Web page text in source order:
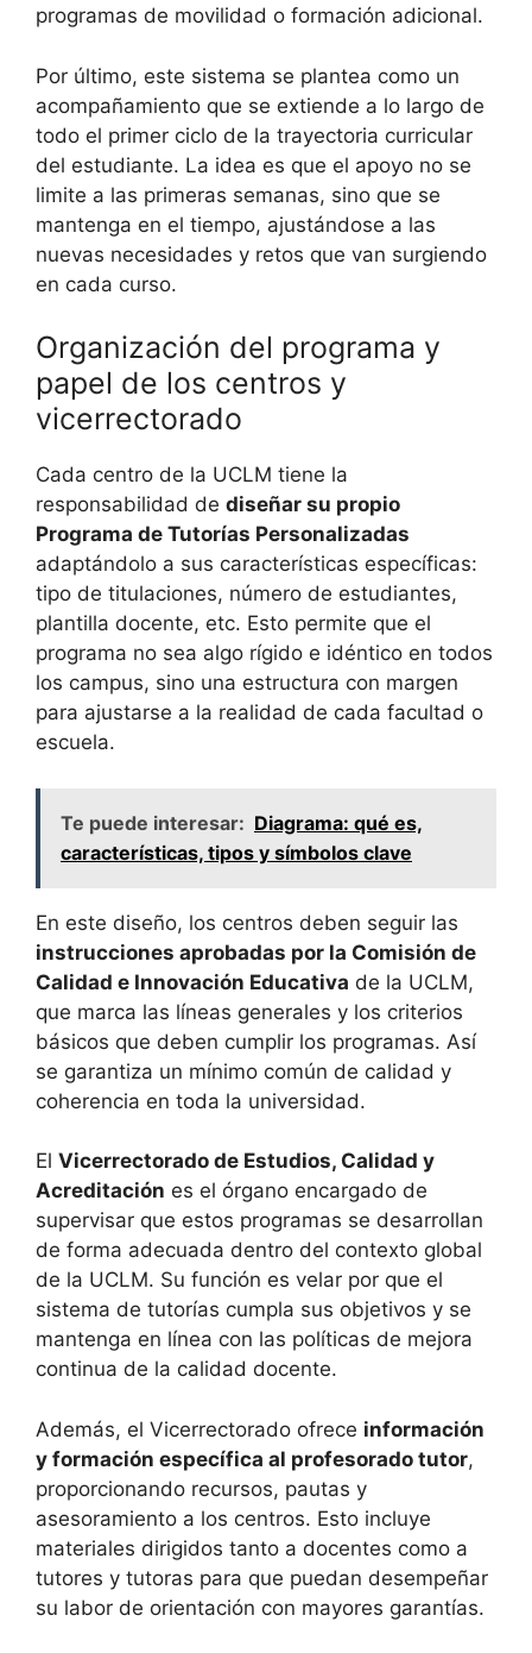
programas de movilidad o formación adicional.
Por último, este sistema se plantea como un
acompañamiento que se extiende a lo largo de
todo el primer ciclo de la trayectoria curricular
del estudiante. La idea es que el apoyo no se
limite a las primeras semanas, sino que se
mantenga en el tiempo, ajustándose a las
nuevas necesidades y retos que van surgiendo
en cada curso.
Organización del programa y
papel de los centros y
vicerrectorado
Cada centro de la UCLM tiene la
responsabilidad de diseñar su propio
Programa de Tutorías Personalizadas
adaptándolo a sus características específicas:
tipo de titulaciones, número de estudiantes,
plantilla docente, etc. Esto permite que el
programa no sea algo rígido e idéntico en todos
los campus, sino una estructura con margen
para ajustarse a la realidad de cada facultad o
escuela.
Te puede interesar: Diagrama: qué es,
características, tipos y símbolos clave
En este diseño, los centros deben seguir las
instrucciones aprobadas por la Comisión de
Calidad e Innovación Educativa de la UCLM,
que marca las líneas generales y los criterios
básicos que deben cumplir los programas. Así
se garantiza un mínimo común de calidad y
coherencia en toda la universidad.
El Vicerrectorado de Estudios, Calidad y
Acreditación es el órgano encargado de
supervisar que estos programas se desarrollan
de forma adecuada dentro del contexto global
de la UCLM. Su función es velar por que el
sistema de tutorías cumpla sus objetivos y se
mantenga en línea con las políticas de mejora
continua de la calidad docente.
Además, el Vicerrectorado ofrece información
y formación específica al profesorado tutor,
proporcionando recursos, pautas y
asesoramiento a los centros. Esto incluye
materiales dirigidos tanto a docentes como a
tutores y tutoras para que puedan desempeñar
su labor de orientación con mayores garantías.